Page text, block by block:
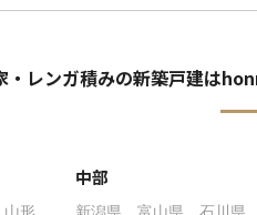
・レンガ積みの新築戸建は
山形
中部
新潟県 富山県 石川県